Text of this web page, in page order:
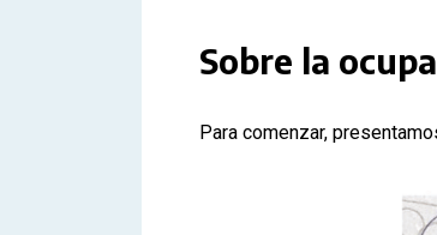
Sobre la
Para comenzar,